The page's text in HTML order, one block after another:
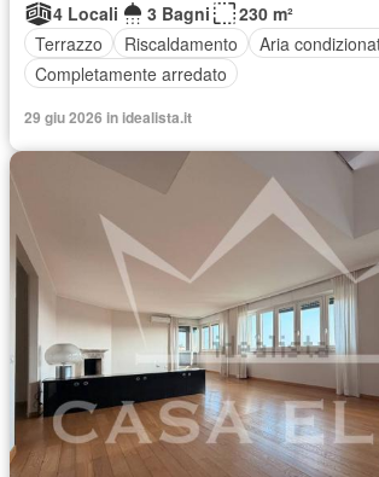
4 Locali
3 Bagni
230 m²
Terrazzo
Riscaldamento
Aria
Completamente arredato
29 giu 2026 in idealista.it